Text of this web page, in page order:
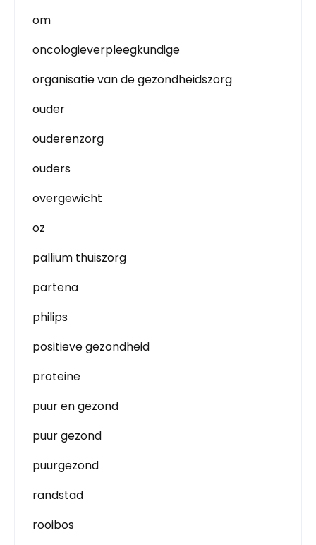
om
oncologieverpleegkundige
organisatie van de gezondheidszorg
ouder
ouderenzorg
ouders
overgewicht
oz
pallium thuiszorg
partena
philips
positieve gezondheid
proteine
puur en gezond
puur gezond
puurgezond
randstad
rooibos